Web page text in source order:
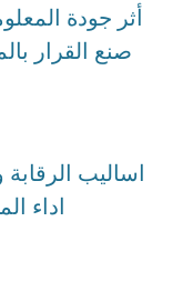
أثر جودة
صنع القرار
اساليب
اداء